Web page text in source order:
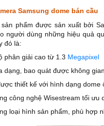
Samsung dome bán cầu
phẩm được sản xuất bởi
người dùng những hiệu quả
đó là:
phân giải cao từ 1.3 Megapixel
dạng, bao quát được không
thiết kế với hình dạng
công nghệ Wisestream tối
loại hình sản phẩm, phù hợp